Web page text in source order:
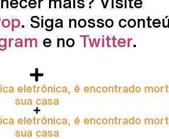
. Siga nosso
e no Twitter.
eletrônica, é encontrado
sua casa
eletrônica, é encontrado
sua casa